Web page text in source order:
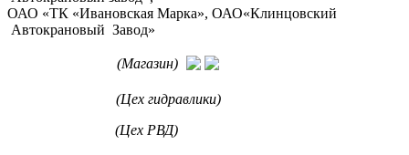
ОАО «ТК «Ивановская Марка», ОАО«Клинцовский
Автокрановый Завод»
(Магазин)
(Цех гидравлики)
(Цех РВД)